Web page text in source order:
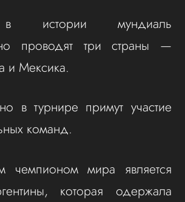
истории мундиаль
проводят три страны —
Мексика.
в турнире примут участие
команд.
чемпионом мира является
которая одержала